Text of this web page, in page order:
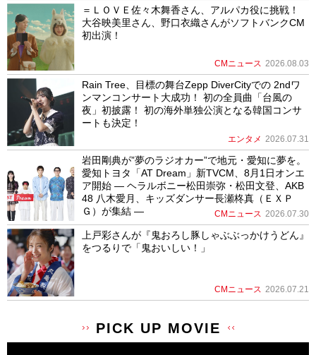
＝ＬＯＶＥ佐々木舞香さん、アルパカ役に挑戦！
大谷映美里さん、野口衣織さんがソフトバンクCM
初出演！
CMニュース 2026.08.03
Rain Tree、目標の舞台Zepp DiverCityでの 2ndワ
ンマンコンサート大成功！ 初の全員曲「台風の
夜」初披露！ 初の海外単独公演となる韓国コンサ
ートも決定！
エンタメ 2026.07.31
岩田剛典が”夢のラジオカー”で地元・愛知に夢を。
愛知トヨタ「AT Dream」新TVCM、8月1日オンエ
ア開始 ― ヘラルボニー松田崇弥・松田文登、AKB
48 八木愛月、キッズダンサー長瀬柊真（ＥＸＰ
Ｇ）が集結 ―
CMニュース 2026.07.30
上戸彩さんが『鬼おろし豚しゃぶぶっかけうどん』
をつるりで「鬼おいしい！」
CMニュース 2026.07.21
PICK UP MOVIE